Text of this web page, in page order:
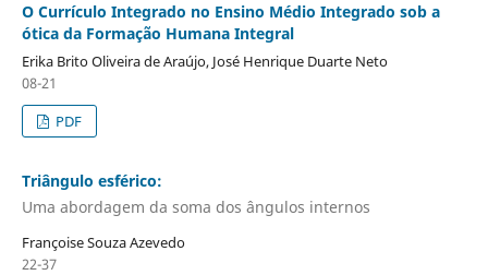
O Currículo Integrado no Ensino Médio Integrado sob a
ótica da Formação Humana Integral
Erika Brito Oliveira de Araújo, José Henrique Duarte Neto
08-21
PDF
Triângulo esférico:
Uma abordagem da soma dos ângulos internos
Françoise Souza Azevedo
22-37